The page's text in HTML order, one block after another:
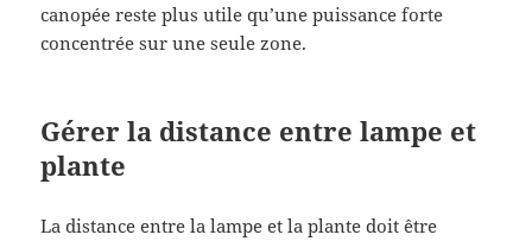
canopée reste plus utile qu’une puissance forte
concentrée sur une seule zone.
Gérer la distance entre lampe et
plante
La distance entre la lampe et la plante doit être